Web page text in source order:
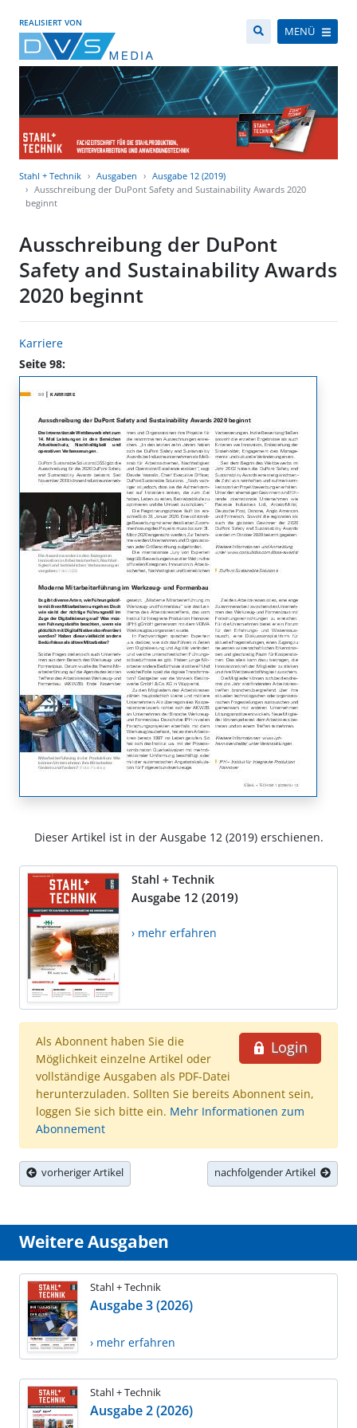
REALISIERT VON
MENÜ
Stahl + Technik Ausgaben
Ausgabe 12 (2019)
Ausschreibung der DuPont Safety and Sustainability Awards 2020
beginnt
Ausschreibung der DuPont
Safety and Sustainability Awards
2020 beginnt
Karriere
Seite 98:
Dieser Artikel ist in der Ausgabe 12 (2019) erschienen.
Stahl + Technik
Ausgabe 12 (2019)
› mehr erfahren
Login
Als Abonnent haben Sie die
Möglichkeit einzelne Artikel oder
vollständige Ausgaben als PDF-Datei
herunterzuladen. Sollten Sie bereits Abonnent sein,
loggen Sie sich bitte ein. Mehr Informationen zum
Abonnement
vorheriger Artikel nachfolgender Artikel
Weitere Ausgaben
Stahl + Technik
Ausgabe 3 (2026)
› mehr erfahren
Stahl + Technik
Ausgabe 2 (2026)